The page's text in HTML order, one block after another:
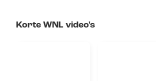
Korte WNL video's